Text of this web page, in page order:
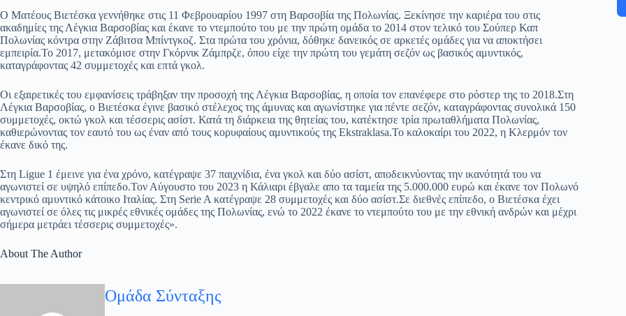
Ο Ματέους Βιετέσκα γεννήθηκε στις 11 Φεβρουαρίου 1997 στη Βαρσοβία της Πολωνίας. Ξεκίνησε την καριέρα του στις
ακαδημίες της Λέγκια Βαρσοβίας και έκανε το ντεμπούτο του με την πρώτη ομάδα το 2014 στον τελικό του Σούπερ Καπ
Πολωνίας κόντρα στην Ζάβιτσα Μπίντγκοζ. Στα πρώτα του χρόνια, δόθηκε δανεικός σε αρκετές ομάδες για να αποκτήσει
εμπειρία.Το 2017, μετακόμισε στην Γκόρνικ Ζάμπρζε, όπου είχε την πρώτη του γεμάτη σεζόν ως βασικός αμυντικός,
καταγράφοντας 42 συμμετοχές και επτά γκολ.
Οι εξαιρετικές του εμφανίσεις τράβηξαν την προσοχή της Λέγκια Βαρσοβίας, η οποία τον επανέφερε στο ρόστερ της το 2018.Στη
Λέγκια Βαρσοβίας, ο Βιετέσκα έγινε βασικό στέλεχος της άμυνας και αγωνίστηκε για πέντε σεζόν, καταγράφοντας συνολικά 150
συμμετοχές, οκτώ γκολ και τέσσερις ασίστ. Κατά τη διάρκεια της θητείας του, κατέκτησε τρία πρωταθλήματα Πολωνίας,
καθιερώνοντας τον εαυτό του ως έναν από τους κορυφαίους αμυντικούς της Ekstraklasa.Το καλοκαίρι του 2022, η Κλερμόν τον
έκανε δικό της.
Στη Ligue 1 έμεινε για ένα χρόνο, κατέγραψε 37 παιχνίδια, ένα γκολ και δύο ασίστ, αποδεικνύοντας την ικανότητά του να
αγωνιστεί σε υψηλό επίπεδο.Τον Αύγουστο του 2023 η Κάλιαρι έβγαλε απο τα ταμεία της 5.000.000 ευρώ και έκανε τον Πολωνό
κεντρικό αμυντικό κάτοικο Ιταλίας. Στη Serie A κατέγραψε 28 συμμετοχές και δύο ασίστ.Σε διεθνές επίπεδο, ο Βιετέσκα έχει
αγωνιστεί σε όλες τις μικρές εθνικές ομάδες της Πολωνίας, ενώ το 2022 έκανε το ντεμπούτο του με την εθνική ανδρών και μέχρι
σήμερα μετράει τέσσερις συμμετοχές».
About The Author
Ομάδα Σύνταξης